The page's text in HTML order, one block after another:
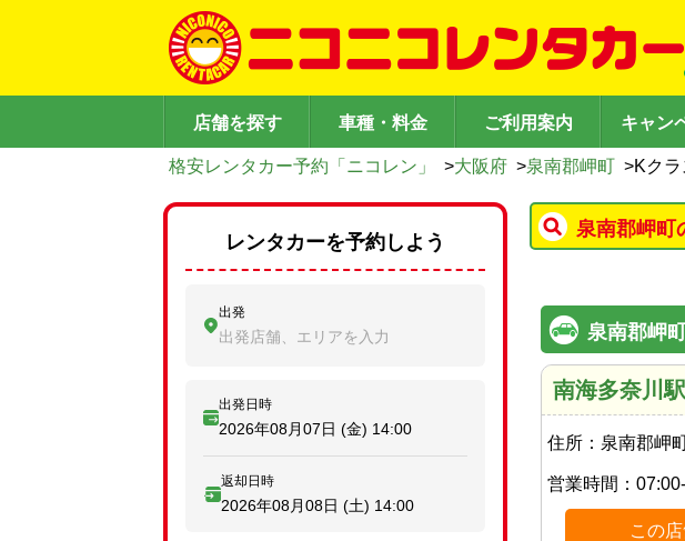
店舗を探す 車種・料金 ご利用案内 キャン
格安レンタカー予約「ニコレン」 >大阪府 >泉南郡岬町 >Kク
泉南郡岬町
泉南郡岬
南海多奈川
住所： 泉南郡岬
営業時間：
この
レンタカーを予約しよう
出発
出発店舗、エリアを入力
出発日時
2026年08月07日 (金) 14:00
返却日時
2026年08月08日 (土) 14:00